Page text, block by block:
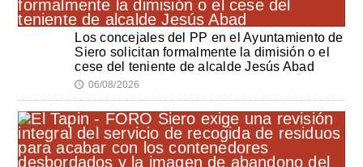
Los concejales del PP en el Ayuntamiento de
Siero solicitan formalmente la dimisión o el
cese del teniente de alcalde Jesús Abad
🕔 06/08/2026